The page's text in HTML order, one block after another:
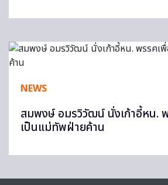
NEWS
สมพงษ์ อมรวิวัฒน์ นั่งเก้าอี้หน.
เป็นแม่ทัพฝ่ายค้าน